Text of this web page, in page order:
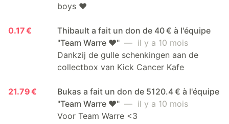
boys ❤️
0.17 €
Thibault a fait un don de 40 € à l'équipe
"Team Warre ❤️" — il y a 10 mois
Dankzij de gulle schenkingen aan de
collectbox van Kick Cancer Kafe
21.79 €
Bukas a fait un don de 5120.4 € à l'équipe
"Team Warre ❤️" — il y a 10 mois
Voor Team Warre <3